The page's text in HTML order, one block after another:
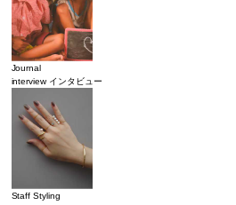
Journal
interview インタビュー
Staff Styling